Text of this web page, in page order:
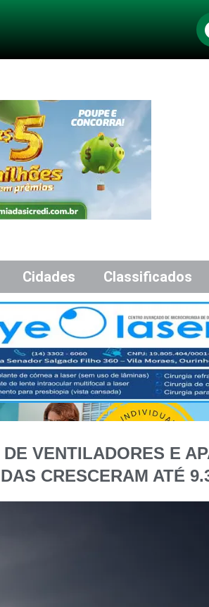
Cidades Classificados
VENTILADORES E
CRESCERAM ATÉ